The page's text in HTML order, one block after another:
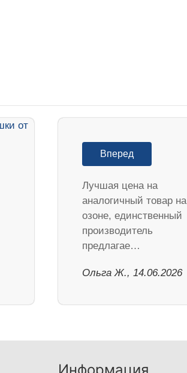
Вперед
Лучшая цена на
аналогичный товар на
озоне, единственный
производитель
предлагае…
Ольга Ж., 14.06.2026
Информация